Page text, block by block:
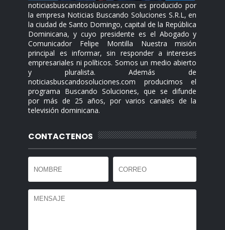
noticiasbuscandosoluciones.com es producido por
la empresa Noticias Buscando Soluciones S.R.L, en
la ciudad de Santo Domingo, capital de la República
Dominicana, y cuyo presidente es el Abogado y
Comunicador Felipe Montilla Nuestra misión
principal es informar, sin responder a intereses
empresariales ni políticos. Somos un medio abierto
y pluralista. Además de
noticiasbuscandosoluciones.com producimos el
programa Buscando Soluciones, que se difunde
por más de 25 años, por varios canales de la
televisión dominicana.
CONTACTENOS